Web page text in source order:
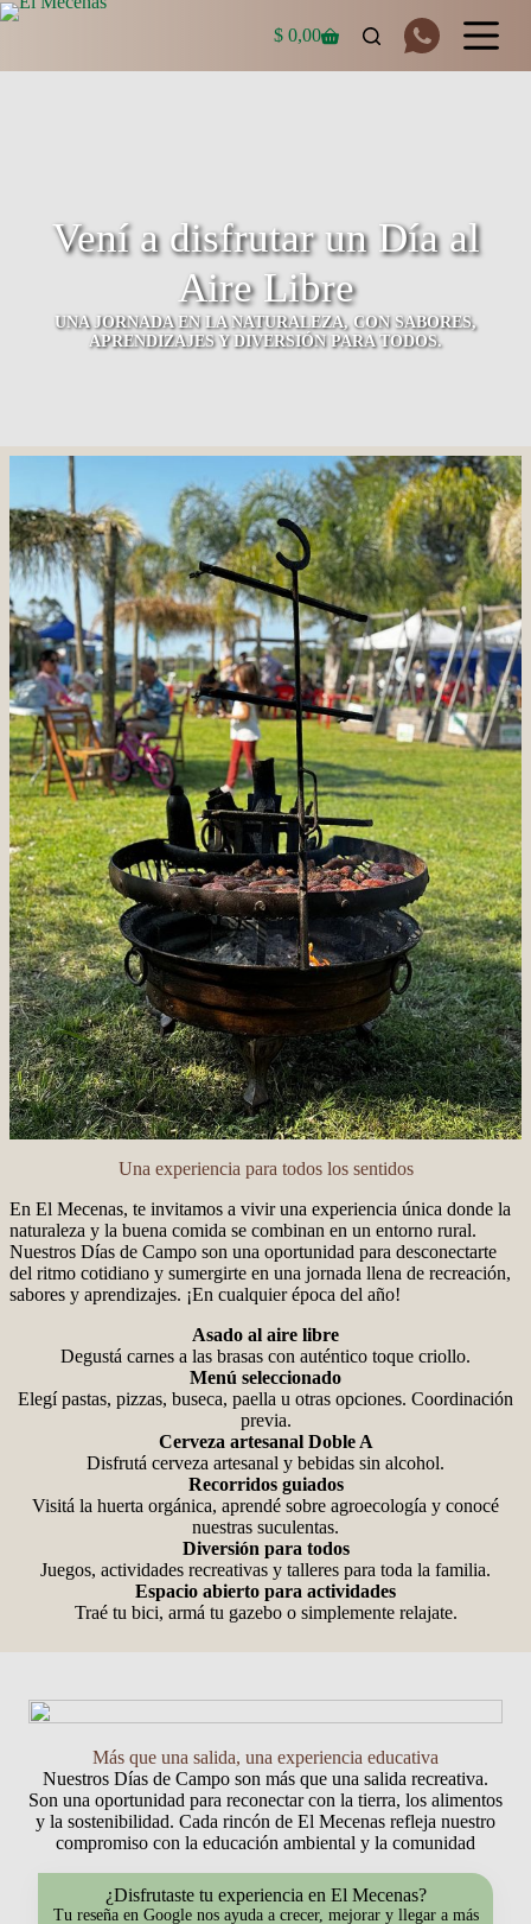
Saltar
Carro
$ 0,00
Vení a disfrutar un Día al
Aire Libre
UNA JORNADA EN LA NATURALEZA, CON SABORES,
APRENDIZAJES Y DIVERSIÓN PARA TODOS.
Una experiencia para todos los sentidos
En El Mecenas, te invitamos a vivir una experiencia única donde la
naturaleza y la buena comida se combinan en un entorno rural.
Nuestros Días de Campo son una oportunidad para desconectarte
del ritmo cotidiano y sumergirte en una jornada llena de recreación,
sabores y aprendizajes. ¡En cualquier época del año!
Asado al aire libre
Degustá carnes a las brasas con auténtico toque criollo.
Menú seleccionado
Elegí pastas, pizzas, buseca, paella u otras opciones. Coordinación
previa.
Cerveza artesanal Doble A
Disfrutá cerveza artesanal y bebidas sin alcohol.
Recorridos guiados
Visitá la huerta orgánica, aprendé sobre agroecología y conocé
nuestras suculentas.
Diversión para todos
Juegos, actividades recreativas y talleres para toda la familia.
Espacio abierto para actividades
Traé tu bici, armá tu gazebo o simplemente relajate.
Más que una salida, una experiencia educativa
Nuestros Días de Campo son más que una salida recreativa.
Son una oportunidad para reconectar con la tierra, los alimentos
y la sostenibilidad. Cada rincón de El Mecenas refleja nuestro
compromiso con la educación ambiental y la comunidad
¿Disfrutaste tu experiencia en El Mecenas?
Tu reseña en Google nos ayuda a crecer, mejorar y llegar a más